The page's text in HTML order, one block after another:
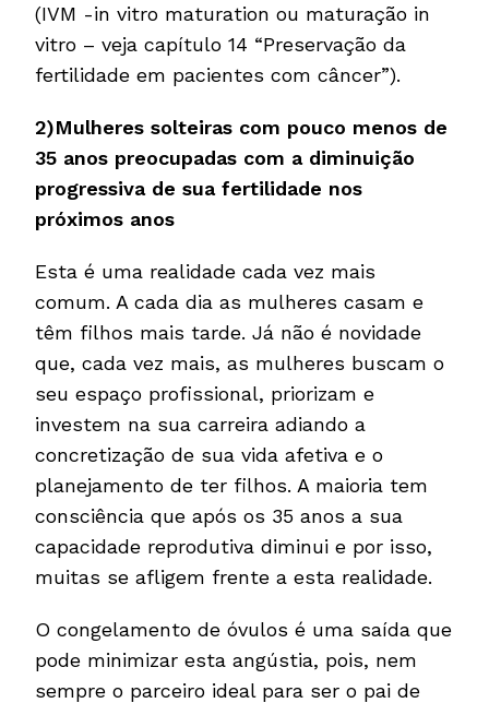
(IVM -in vitro maturation ou maturação in
vitro – veja capítulo 14 “Preservação da
fertilidade em pacientes com câncer”).
2)Mulheres solteiras com pouco menos de
35 anos preocupadas com a diminuição
progressiva de sua fertilidade nos
próximos anos
Esta é uma realidade cada vez mais
comum. A cada dia as mulheres casam e
têm filhos mais tarde. Já não é novidade
que, cada vez mais, as mulheres buscam o
seu espaço profissional, priorizam e
investem na sua carreira adiando a
concretização de sua vida afetiva e o
planejamento de ter filhos. A maioria tem
consciência que após os 35 anos a sua
capacidade reprodutiva diminui e por isso,
muitas se afligem frente a esta realidade.
O congelamento de óvulos é uma saída que
pode minimizar esta angústia, pois, nem
sempre o parceiro ideal para ser o pai de